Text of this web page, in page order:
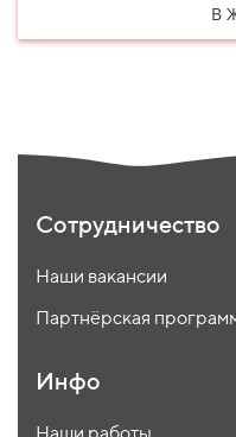
В
Сотрудничество
Наши вакансии
Партнёрская
Инфо
Наши работы